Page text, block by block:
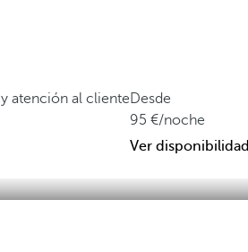
atención al clienteDesde
95
/noche
Ver disponibilidad